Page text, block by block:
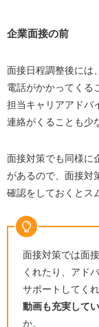
企業面接の前
面接日程調整後には、
電話がかかってくる
担当キャリアアドバ
連絡がくることも少
面接対策でも同様に
があるので、面接対
確認をしておくとス
面接対策では面
くれたり、アド
サポートしてく
動画も充実して
か。